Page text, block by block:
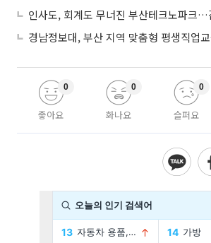
좋아요
0
화나요
0
슬퍼요
0